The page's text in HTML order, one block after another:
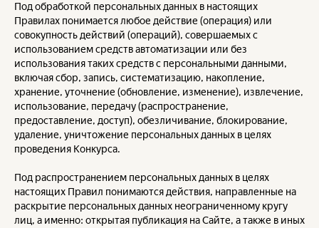
Под обработкой персональных данных в настоящих
Правилах понимается любое действие (операция) или
совокупность действий (операций), совершаемых с
использованием средств автоматизации или без
использования таких средств с персональными данными,
включая сбор, запись, систематизацию, накопление,
хранение, уточнение (обновление, изменение), извлечение,
использование, передачу (распространение,
предоставление, доступ), обезличивание, блокирование,
удаление, уничтожение персональных данных в целях
проведения Конкурса.
Под распространением персональных данных в целях
настоящих Правил понимаются действия, направленные на
раскрытие персональных данных неограниченному кругу
лиц, а именно: открытая публикация на Сайте, а также в иных